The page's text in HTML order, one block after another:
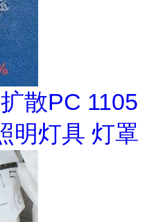
散PC 1105
明灯具 灯罩